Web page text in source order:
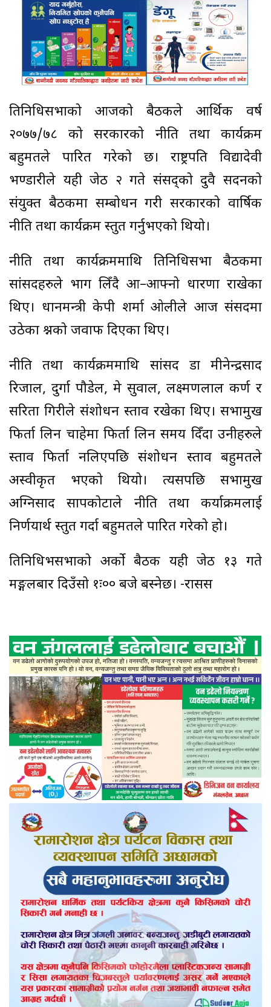
प्रतिनिधिसभाको आजको बैठकले आर्थिक वर्ष
२०७७/७८ को सरकारको नीति तथा कार्यक्रम
बहुमतले पारित गरेको छ। राष्ट्रपति विद्यादेवी
भण्डारीले यही जेठ २ गते संसद्को दुवै सदनको
संयुक्त बैठकमा सम्बोधन गरी सरकारको वार्षिक
नीति तथा कार्यक्रम प्रस्तुत गर्नुभएको थियो।
नीति तथा कार्यक्रममाथि प्रतिनिधिसभा बैठकमा
सांसदहरुले भाग लिँदै आ–आफ्नो धारणा राखेका
थिए। प्रधानमन्त्री केपी शर्मा ओलीले आज संसदमा
उठेका प्रश्नको जवाफ दिएका थिए।
नीति तथा कार्यक्रममाथि सांसद डा मीनेन्द्रप्रसाद
रिजाल, दुर्गा पौडेल, प्रेम सुवाल, लक्ष्मणलाल कर्ण र
सरिता गिरीले संशोधन प्रस्ताव रखेका थिए। सभामुख
फिर्ता लिन चाहेमा फिर्ता लिन समय दिँदा उनीहरुले
प्रस्ताव फिर्ता नलिएपछि संशोधन प्रस्ताव बहुमतले
अस्वीकृत भएको थियो। त्यसपछि सभामुख
अग्निप्रसाद सापकोटाले नीति तथा कर्याक्रमलाई
निर्णयार्थ प्रस्तुत गर्दा बहुमतले पारित गरेको हो।
प्रतिनिधिभसभाको अर्काे बैठक यही जेठ १३ गते
मङ्गलबार दिउँसो १ः०० बजे बस्नेछ। -रासस